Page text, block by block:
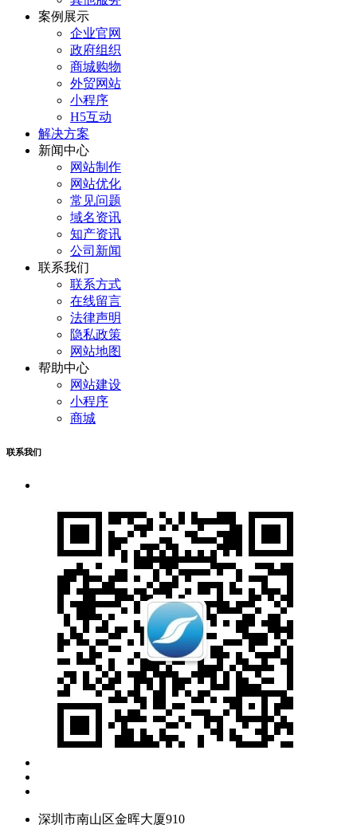
案例展示
企业官网
政府组织
商城购物
外贸网站
小程序
H5互动
解决方案
新闻中心
网站制作
网站优化
常见问题
域名资讯
知产资讯
公司新闻
联系我们
联系方式
在线留言
法律声明
隐私政策
网站地图
帮助中心
网站建设
小程序
商城
联系我们
深圳市南山区金晖大厦910